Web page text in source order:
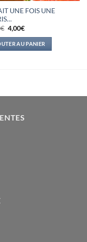
UNE FOIS UNE
€ Le
prix
initial
était :
16,00€.
4,00€Le
actuel
est :
4,00€.
AU PANIER